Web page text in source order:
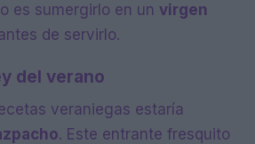
es sumergirlo en un virgen
de servirlo.
del verano
veraniegas estaría
. Este entrante fresquito